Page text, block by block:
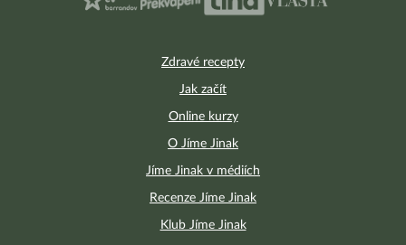
Zdravé recepty
Jak začít
Online kurzy
O Jíme Jinak
Jíme Jinak v médiích
Recenze Jíme Jinak
Klub Jíme Jinak